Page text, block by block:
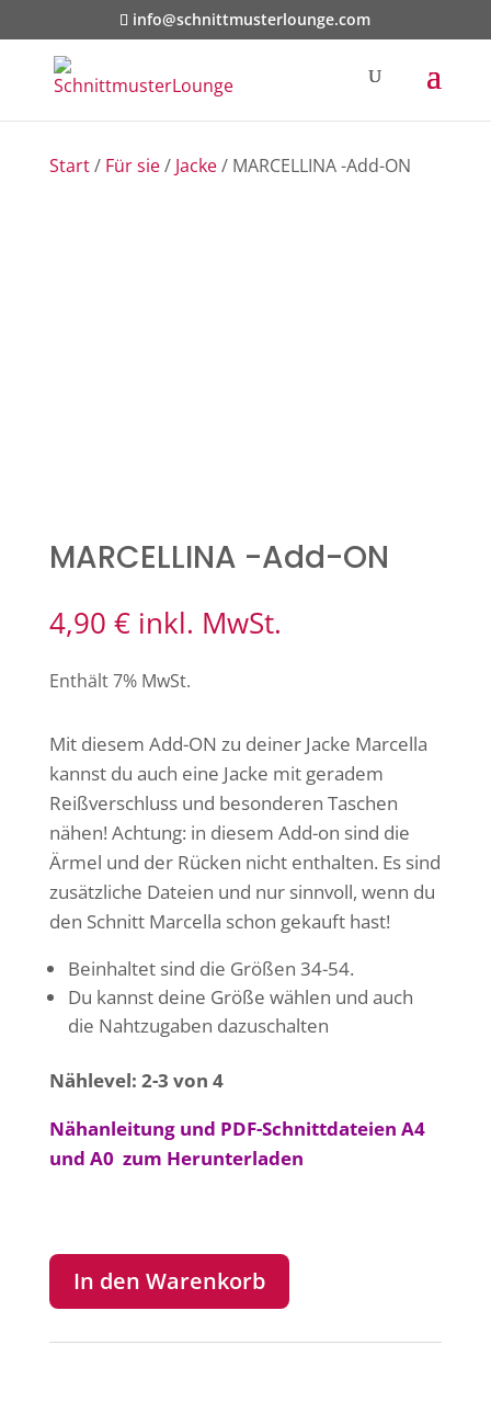
info@schnittmusterlounge.com
Start/ Für sie/ Jacke/ MARCELLINA -Add-ON
MARCELLINA -Add-ON
4,90 € inkl. MwSt.
Enthält 7% MwSt.
Mit diesem Add-ON zu deiner Jacke Marcella
kannst du auch eine Jacke mit geradem
Reißverschluss und besonderen Taschen
nähen! Achtung: in diesem Add-on sind die
Ärmel und der Rücken nicht enthalten. Es sind
zusätzliche Dateien und nur sinnvoll, wenn du
den Schnitt Marcella schon gekauft hast!
Beinhaltet sind die Größen 34-54.
Du kannst deine Größe wählen und auch
die Nahtzugaben dazuschalten
Nählevel: 2-3 von 4
Nähanleitung und PDF-Schnittdateien A4
und A0 zum Herunterladen
In den Warenkorb